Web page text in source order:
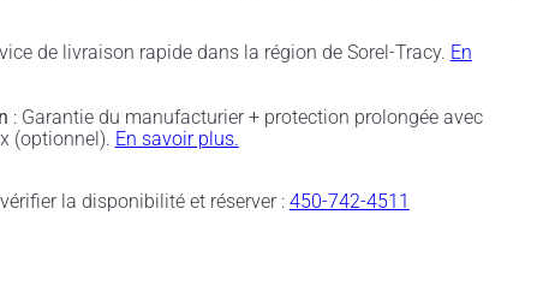
de livraison rapide dans la région de Sorel-Tracy. En
: Garantie du manufacturier + protection prolongée avec
(optionnel). En savoir plus.
la disponibilité et réserver : 450-742-4511